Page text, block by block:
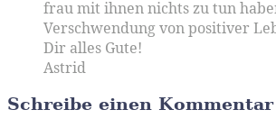
frau mit ihnen nichts zu tun
Verschwendung von positiver
Dir alles Gute!
Astrid
Schreibe einen Kommentar